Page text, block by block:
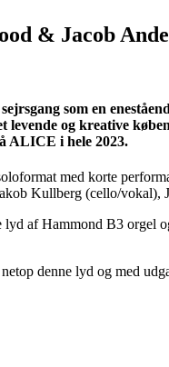
& Jacob
som en
og kreative
ALICE i hele 2023.
med korte
Kullberg (cello/
lyd af Hammond B3
denne lyd og med